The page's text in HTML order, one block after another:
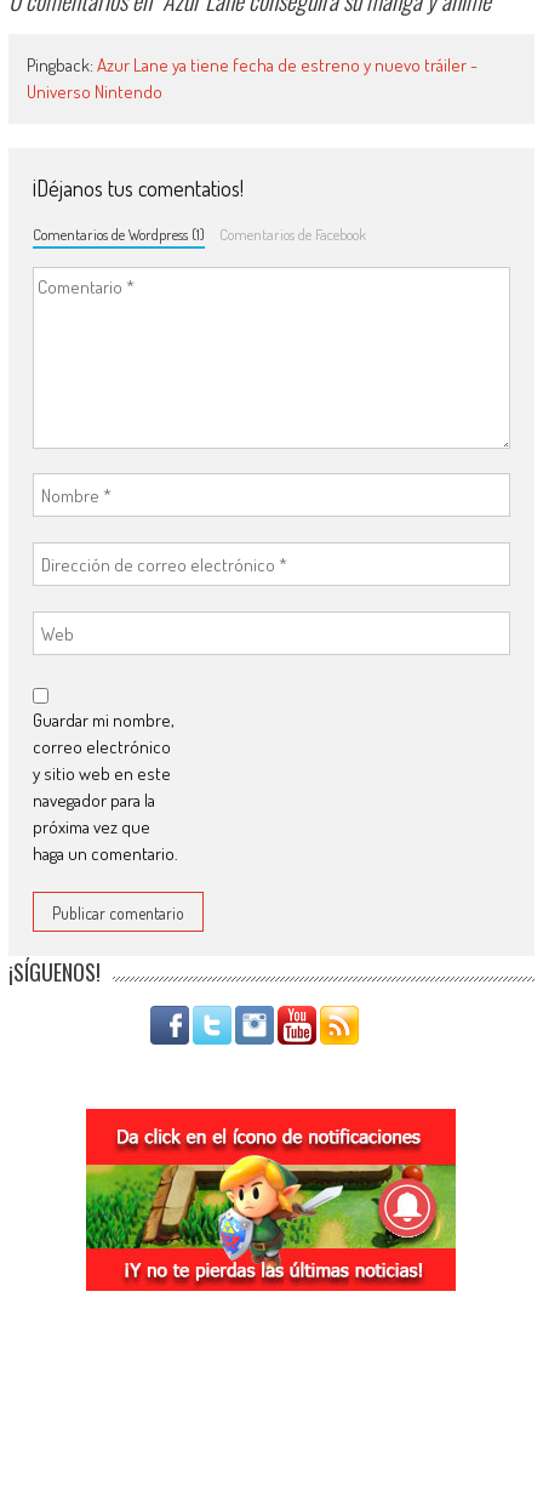
Pingback: Azur Lane ya tiene fecha de estreno y nuevo tráiler -
Universo Nintendo
¡Déjanos tus comentatios!
Comentarios de Wordpress (1) Comentarios de Facebook
Guardar mi nombre,
correo electrónico
y sitio web en este
navegador para la
próxima vez que
haga un comentario.
¡SÍGUENOS!